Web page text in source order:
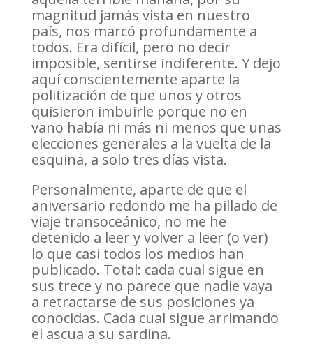
magnitud jamás vista en nuestro
país, nos marcó profundamente a
todos. Era difícil, pero no decir
imposible, sentirse indiferente. Y dejo
aquí conscientemente aparte la
politización de que unos y otros
quisieron imbuirle porque no en
vano había ni más ni menos que unas
elecciones generales a la vuelta de la
esquina, a solo tres días vista.
Personalmente, aparte de que el
aniversario redondo me ha pillado de
viaje transoceánico, no me he
detenido a leer y volver a leer (o ver)
lo que casi todos los medios han
publicado. Total: cada cual sigue en
sus trece y no parece que nadie vaya
a retractarse de sus posiciones ya
conocidas. Cada cual sigue arrimando
el ascua a su sardina.